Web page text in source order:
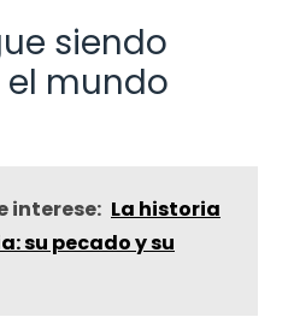
siendo
mundo
interese: La historia
su pecado y su